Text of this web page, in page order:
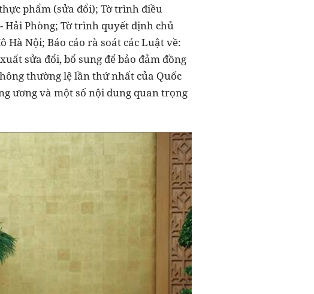
phẩm (sửa đổi); Tờ trình điều
Hải Phòng; Tờ trình quyết định chủ
Nội; Báo cáo rà soát các Luật về:
sửa đổi, bổ sung để bảo đảm đồng
thường lệ lần thứ nhất của Quốc
ương và một số nội dung quan trọng